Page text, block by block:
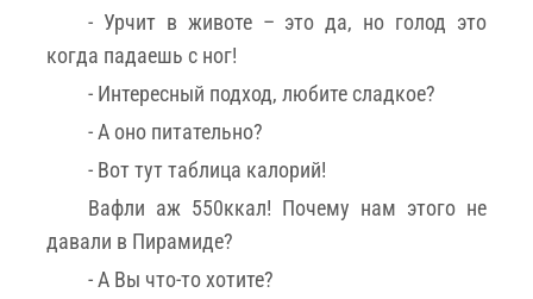
- Урчит в животе – это да, но голод это
когда падаешь с ног!
- Интересный подход, любите сладкое?
- А оно питательно?
- Вот тут таблица калорий!
Вафли аж 550ккал! Почему нам этого не
давали в Пирамиде?
- А Вы что-то хотите?